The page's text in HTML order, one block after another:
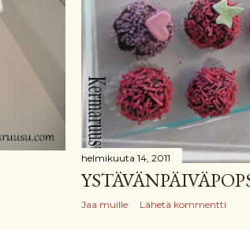
helmikuuta 14, 2011
Jaa muille Lähetä kommentti